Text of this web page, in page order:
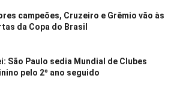
campeões, Cruzeiro e Grêmio vão às
da Copa do Brasil
São Paulo sedia Mundial de Clubes
pelo 2º ano seguido